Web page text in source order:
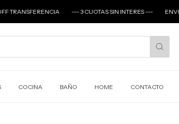
--- 3 CUOTAS SIN INTERES --- ENVIOS
COCINA BAÑO HOME CONTACTO